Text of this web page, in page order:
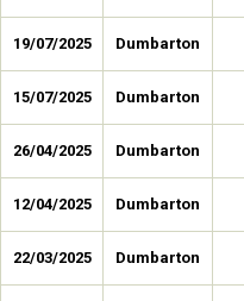
19/07/2025 Dumbarton
15/07/2025 Dumbarton
26/04/2025 Dumbarton
12/04/2025 Dumbarton
22/03/2025 Dumbarton